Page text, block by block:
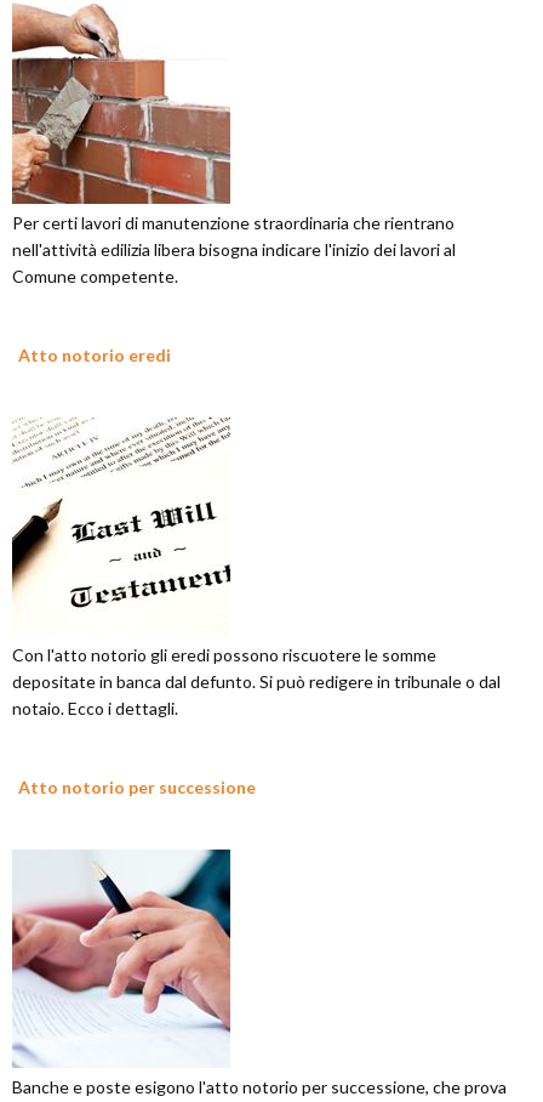
Per certi lavori di manutenzione straordinaria che rientrano
nell'attività edilizia libera bisogna indicare l'inizio dei lavori al
Comune competente.
Atto notorio eredi
Con l'atto notorio gli eredi possono riscuotere le somme
depositate in banca dal defunto. Si può redigere in tribunale o dal
notaio. Ecco i dettagli.
Atto notorio per successione
Banche e poste esigono l'atto notorio per successione, che prova